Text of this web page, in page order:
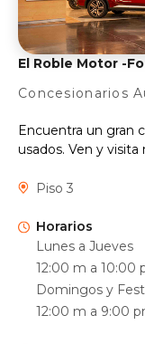
El Roble Motor -
Concesionarios
Encuentra un gran
usados. Ven y
Piso 3
Horarios
Lunes a Jueves
12:00 m a 10:00
Domingos y
12:00 m a 9:00